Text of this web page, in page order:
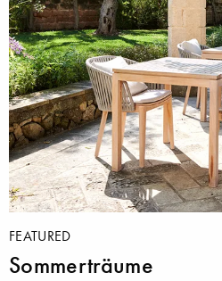
FEATURED
Sommerträume